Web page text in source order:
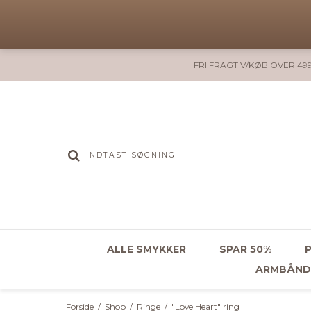
FRI FRAGT V/KØB OVER
ALLE SMYKKER SPAR 50%
ARMBÅND
Forside / Shop / Ringe / "Love Heart" ring